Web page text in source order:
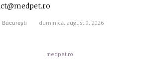
București duminică, august 9, 2026
medpet.ro